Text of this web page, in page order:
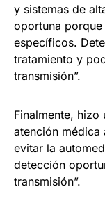
y sistemas de
oportuna
específicos.
tratamiento y
transmisión”.
Finalmente,
atención médica
evitar la
detección
transmisión”.